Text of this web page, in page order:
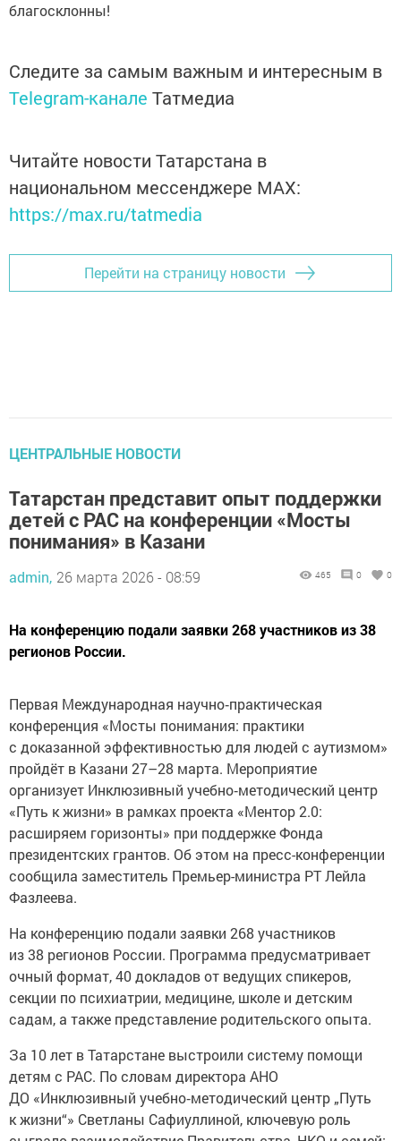
благосклонны!
Следите за самым важным и интересным в
Telegram-канале Татмедиа
Читайте новости Татарстана в
национальном мессенджере MАХ:
https://max.ru/tatmedia
Перейти на страницу новости
ЦЕНТРАЛЬНЫЕ НОВОСТИ
Татарстан представит опыт поддержки
детей с РАС на конференции «Мосты
понимания» в Казани
admin, 26 марта 2026 - 08:59 465 0 0
На конференцию подали заявки 268 участников из 38
регионов России.
Первая Международная научно‑практическая
конференция «Мосты понимания: практики
с доказанной эффективностью для людей с аутизмом»
пройдёт в Казани 27–28 марта. Мероприятие
организует Инклюзивный учебно‑методический центр
«Путь к жизни» в рамках проекта «Ментор 2.0:
расширяем горизонты» при поддержке Фонда
президентских грантов. Об этом на пресс-конференции
сообщила заместитель Премьер-министра РТ Лейла
Фазлеева.
На конференцию подали заявки 268 участников
из 38 регионов России. Программа предусматривает
очный формат, 40 докладов от ведущих спикеров,
секции по психиатрии, медицине, школе и детским
садам, а также представление родительского опыта.
За 10 лет в Татарстане выстроили систему помощи
детям с РАС. По словам директора АНО
ДО «Инклюзивный учебно‑методический центр „Путь
к жизни“» Светланы Сафиуллиной, ключевую роль